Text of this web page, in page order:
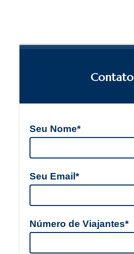
Contato
Seu Nome*
Seu Email*
Número de Viajantes*